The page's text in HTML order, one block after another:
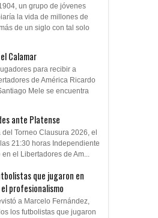
un grupo de jóvenes
la vida de millones de
de un siglo con tal solo
Calamar
para recibir a
de América Ricardo
Mele se encuentra
ante Platense
Torneo Clausura 2026, el
21:30 horas Independiente
el Libertadores de Am...
que jugaron en
profesionalismo
a Marcelo Fernández,
los futbolistas que jugaron